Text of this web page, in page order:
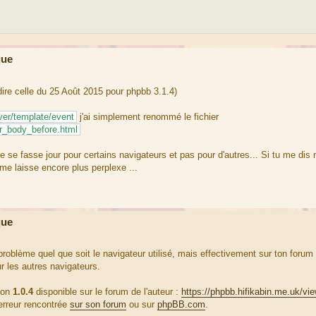
celle du 25 Août 2015 pour phpbb 3.1.4)
template/event j'ai simplement renommé le fichier
se fasse jour pour certains navigateurs et pas pour d'autres... Si tu me dis
laisse encore plus perplexe ...
quel que soit le navigateur utilisé, mais effectivement sur ton forum
les autres navigateurs.
1.0.4disponible sur le forum de l'auteur : https://phpbb.hifikabin.me.uk/
rencontrée sur son forum ou sur phpBB.com.